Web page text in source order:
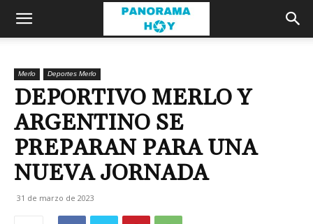
Merlo Deportes Merlo
DEPORTIVO MERLO Y
ARGENTINO SE
PREPARAN PARA UNA
NUEVA JORNADA
31 de marzo de 2023